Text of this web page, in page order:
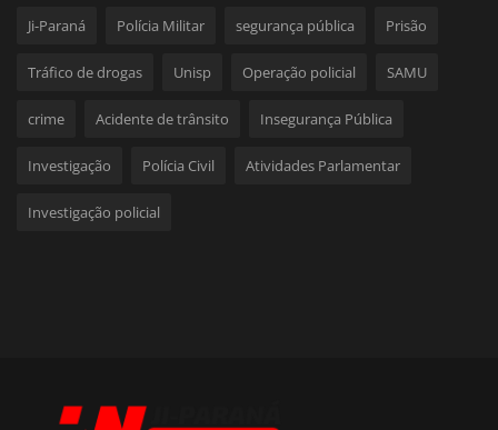
Ji-Paraná Polícia Militar segurança pública Prisão
Tráfico de drogas Unisp Operação policial SAMU
crime Acidente de trânsito Insegurança Pública
Investigação Polícia Civil Atividades Parlamentar
Investigação policial